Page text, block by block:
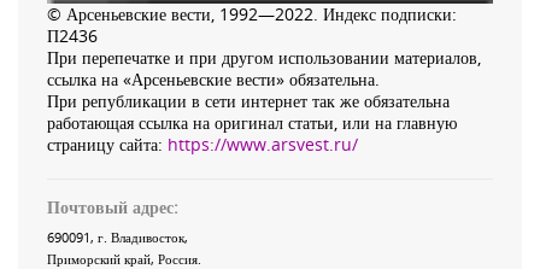
© Арсеньевские вести, 1992—2022. Индекс подписки:
П2436
При перепечатке и при другом использовании материалов,
ссылка на «Арсеньевские вести» обязательна.
При републикации в сети интернет так же обязательна
работающая ссылка на оригинал статьи, или на главную
страницу сайта: https://www.arsvest.ru/
Почтовый адрес:
690091, г. Владивосток,
Приморский край, Россия